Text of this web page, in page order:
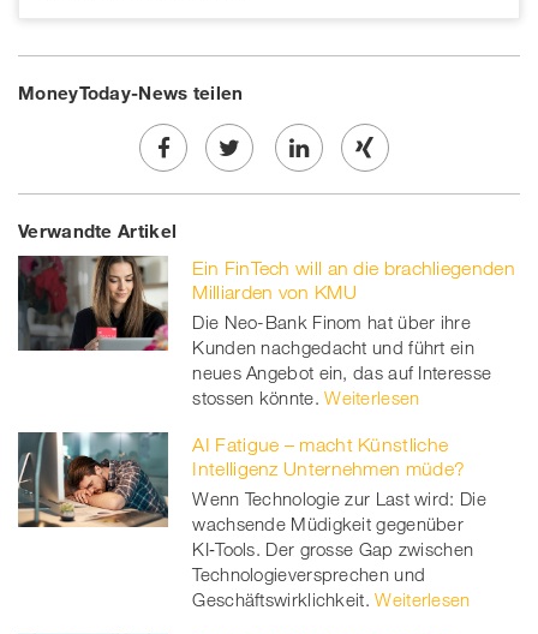
MoneyToday-News teilen
Share
on
Facebook
Twe
on
twitt
er
Share
linkedin
Share
Xing
Verwandte Artikel
Ein FinTech will an die brachliegenden
Milliarden von KMU
Die Neo-Bank Finom hat über ihre
Kunden nachgedacht und führt ein
neues Angebot ein, das auf Interesse
stossen könnte. Weiterlesen
AI Fatigue – macht Künstliche
Intelligenz Unternehmen müde?
Wenn Technologie zur Last wird: Die
wachsende Müdigkeit gegenüber
KI‑Tools. Der grosse Gap zwischen
Technologieversprechen und
Geschäftswirklichkeit. Weiterlesen